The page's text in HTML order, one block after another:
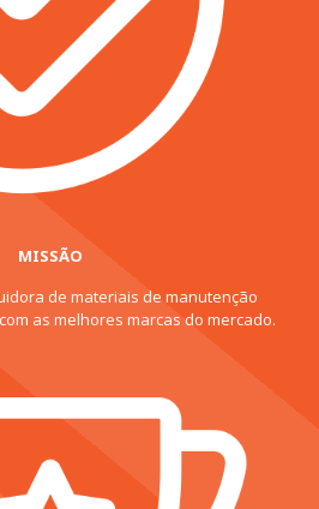
MISSÃO
de materiais de manutenção
as melhores marcas do mercado.